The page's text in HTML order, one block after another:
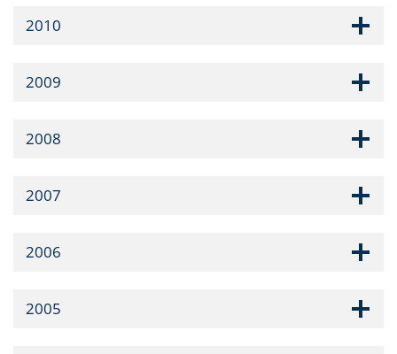
2010
2009
2008
2007
2006
2005